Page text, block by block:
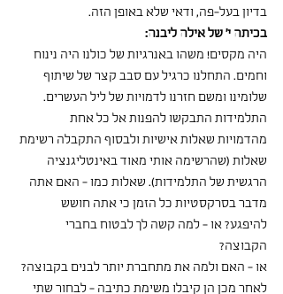
בדיון בעל-פה, ודאי שלא באופן הזה.
בכיתה י' של אילה ליבנה:
היה מקסים! משהו באנרגיות של כולנו היה נינוח
וחמים. התחלנו כרגיל עם סבב קצר של שיתוף
שלומינו ומשם חזרנו לדמויות של ליל העשרים.
התלמידות התבקשו להפנות אל כל אחת
מהדמויות שאלות אישיות ולבסוף התקבלה רשימת
שאלות (שהרשימה אותי מאוד באינטליגנציה
הרגשית של התלמידות). שאלות כמו - האם אתה
מדבר בסרקסטיות כל הזמן כי אתה חושש
להיפגע? או - למה קשה לך לבטוח בחברי
הקבוצה?
או - האם ולמה את מתחברת יותר לבנים בקבוצה?
לאחר מכן הן קיבלו משימת כתיבה - לבחור שתי